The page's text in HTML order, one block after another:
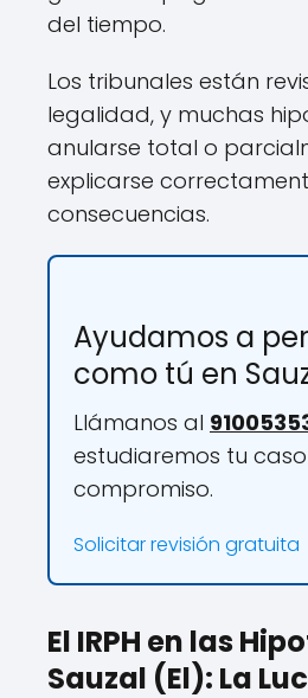
del tiempo.
Los tribunales están
legalidad, y muchas
anularse total o
explicarse
consecuencias.
Ayudamos a
como tú en
Llámanos al
estudiaremos tu caso
compromiso.
Solicitar revisión gratuita
El IRPH en las
Sauzal (El): La